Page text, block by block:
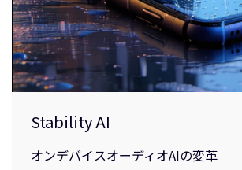
Stability AI
オンデバイスオーディオAIの変革